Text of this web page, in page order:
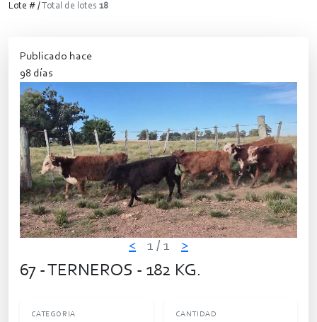
Lote # /Total de lotes 18
Publicado hace
98 días
< 1 / 1 >
67 - TERNEROS - 182 KG.
CATEGORIA CANTIDAD